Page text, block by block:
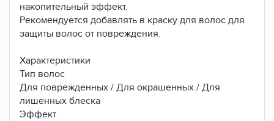
накопительный эффект.
Рекомендуется добавлять в краску для волос для
защиты волос от повреждения.
Характеристики
Тип волос
Для поврежденных / Для окрашенных / Для
лишенных блеска
Эффект